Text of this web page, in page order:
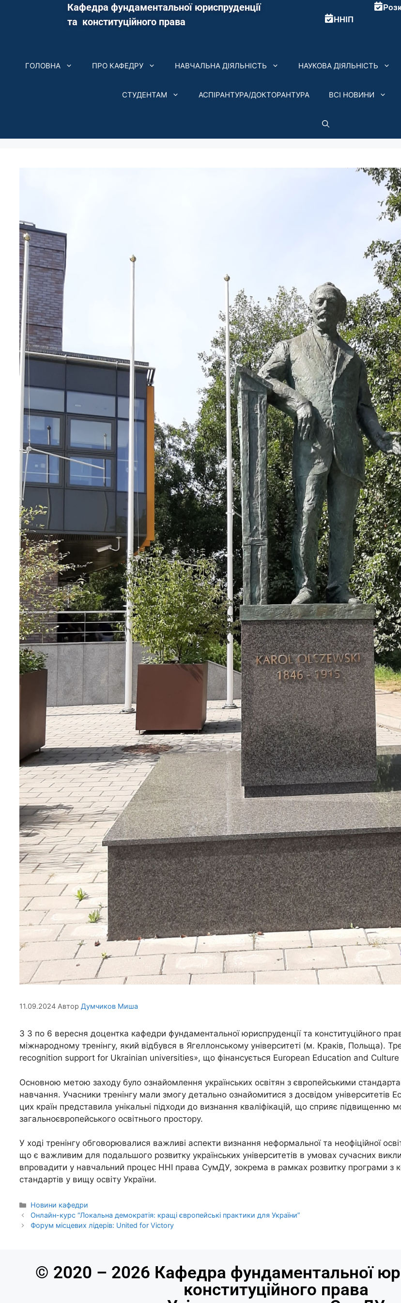
Кафедра фундаментальної юриспруденції
та конституційного права
ННІП
ГОЛОВНА ПРО КАФЕДРУ НАВЧАЛЬНА ДІЯЛЬНІСТЬ НАУКОВА ДІЯЛЬНІСТЬ
СТУДЕНТАМ АСПІРАНТУРА/ДОКТОРАНТУРА ВСІ НОВИНИ
11.09.2024 Автор Думчиков Миша
З 3 по 6 вересня доцентка кафедри фундаментальної юриспруденції та конституційного
міжнародному тренінгу, який відбувся в Ягеллонському університеті (м. Краків, Польща).
recognition support for Ukrainian universities», що фінансується European Education and
Основною метою заходу було ознайомлення українських освітян з європейськими
навчання. Учасники тренінгу мали змогу детально ознайомитися з досвідом університетів
цих країн представила унікальні підходи до визнання кваліфікацій, що сприяє підвищенню
загальноєвропейського освітнього простору.
У ході тренінгу обговорювалися важливі аспекти визнання неформальної та неофіційної
що є важливим для подальшого розвитку українських університетів в умовах сучасних
впровадити у навчальний процес ННІ права СумДУ, зокрема в рамках розвитку програми з
стандартів у вищу освіту України.
Новини кафедри
Онлайн-курс “Локальна демократія: кращі європейські практики для України”
Форум місцевих лідерів: United for Victory
© 2020 – 2026 Кафедра фундаментальної
конституційного права